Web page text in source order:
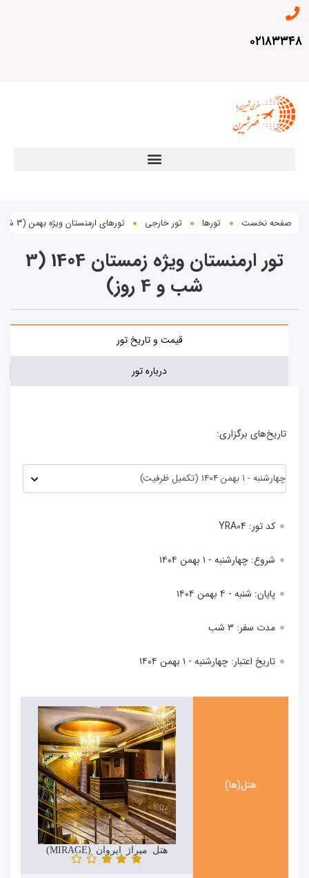
۰۲۱۸۳۳۴۸
صفحه نخست تورها تور خارجی تورهای ارمنستان ویژه بهمن (3 شب و 4 روز)
تور ارمنستان ویژه زمستان 1404 (3
شب و 4 روز)
قیمت و تاریخ تور
درباره تور
تاریخ‌های برگزاری:
کد تور: YRA04
شروع: چهارشنبه - ۱ بهمن ۱۴۰۴
پایان: شنبه - ۴ بهمن ۱۴۰۴
مدت سفر: ۳ شب
تاریخ اعتبار: چهارشنبه - ۱ بهمن ۱۴۰۴
هتل(ها)
هتل میراژ ایروان (MIRAGE)